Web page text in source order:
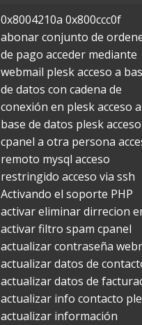
0x8004210a 0x800ccc0f
abonar conjunto de
de pago acceder mediante
webmail pleskacceso a
de datos con cadena de
conexión en pleskacceso a
base de datos pleskacceso
cpanel a otra persona
remoto mysql acceso
restringido acceso via ssh
Activando el soporte PHP
activar eliminar dirrecion
activar filtro spam cpanel
actualizar contraseña
actualizar datos de
actualizar datos de
actualizar info contacto
actualizar información